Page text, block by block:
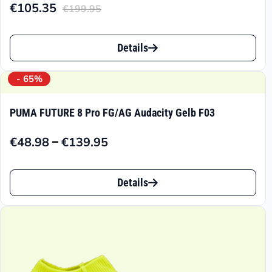
€199.95
Ursprünglicher
Preis
€199.95
€105.35
Aktueller
Preis
€105.35.
Dieses
Produkt
weist
auf.
Die
Optionen
können
Details
- 65%
PUMA FUTURE 8 Pro FG/AG Audacity Gelb F03
€48.98–€139.95
Preisspanne:
€139.95
Dieses
Produkt
Varianten
Details